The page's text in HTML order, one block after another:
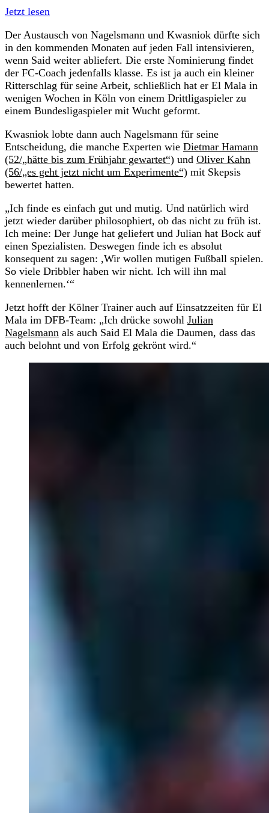
Jetzt lesen
Der Austausch von Nagelsmann und Kwasniok dürfte sich
in den kommenden Monaten auf jeden Fall intensivieren,
wenn Said weiter abliefert. Die erste Nominierung findet
der FC-Coach jedenfalls klasse. Es ist ja auch ein kleiner
Ritterschlag für seine Arbeit, schließlich hat er El Mala in
wenigen Wochen in Köln von einem Drittligaspieler zu
einem Bundesligaspieler mit Wucht geformt.
Kwasniok lobte dann auch Nagelsmann für seine
Entscheidung, die manche Experten wie Dietmar Hamann
(52/„hätte bis zum Frühjahr gewartet“) und Oliver Kahn
(56/„es geht jetzt nicht um Experimente“) mit Skepsis
bewertet hatten.
„Ich finde es einfach gut und mutig. Und natürlich wird
jetzt wieder darüber philosophiert, ob das nicht zu früh ist.
Ich meine: Der Junge hat geliefert und Julian hat Bock auf
einen Spezialisten. Deswegen finde ich es absolut
konsequent zu sagen: ,Wir wollen mutigen Fußball spielen.
So viele Dribbler haben wir nicht. Ich will ihn mal
kennenlernen.‘“
Jetzt hofft der Kölner Trainer auch auf Einsatzzeiten für El
Mala im DFB-Team: „Ich drücke sowohl Julian
Nagelsmann als auch Said El Mala die Daumen, dass das
auch belohnt und von Erfolg gekrönt wird.“